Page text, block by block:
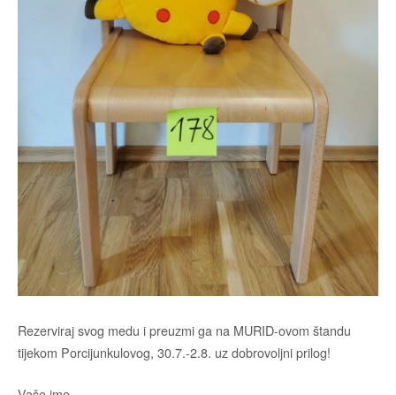
Rezerviraj svog medu i preuzmi ga na MURID-ovom štandu
tijekom Porcijunkulovog, 30.7.-2.8. uz dobrovoljni prilog!